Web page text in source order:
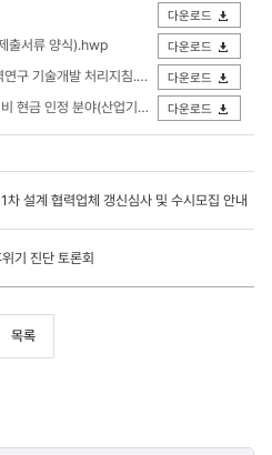
다운로드
출서류 양식).hwp 다운로드
구 기술개발 처리지침.pdf 다운로드
업기술혁신사업 공통 운영요령).pdf 다운로드
설계 협력업체 갱신심사 및 수시모집 안내
기 진단 토론회
목록